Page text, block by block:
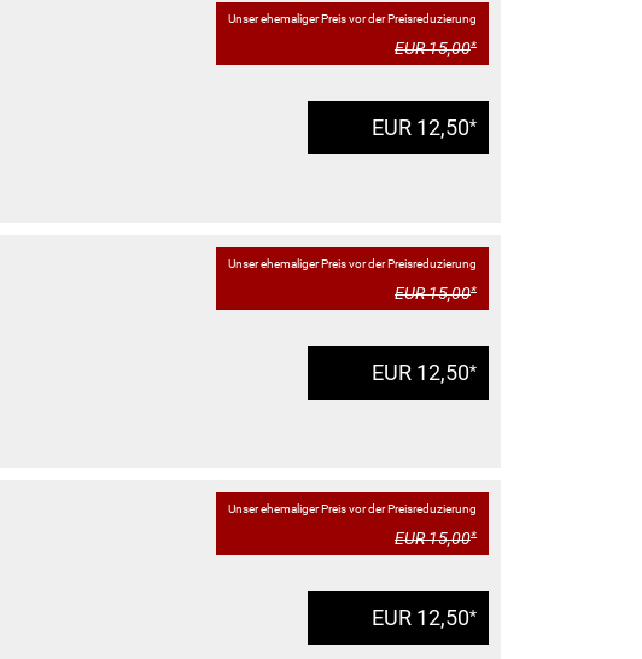
Unser ehemaliger Preis vor der Preisreduzierung
EUR 15,00*
EUR 12,50*
Unser ehemaliger Preis vor der Preisreduzierung
EUR 15,00*
EUR 12,50*
Unser ehemaliger Preis vor der Preisreduzierung
EUR 15,00*
EUR 12,50*